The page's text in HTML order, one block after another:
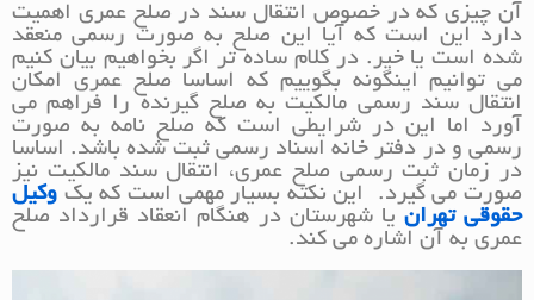
آن چیزی که در خصوص انتقال سند در صلح عمری اهمیت
دارد این است که آیا این صلح به صورت رسمی منعقد
شده است یا خیر. در کلام ساده تر اگر بخواهیم بیان کنیم
می توانیم اینگونه بگوییم که اساسا صلح عمری امکان
انتقال سند رسمی مالکیت به صلح گیرنده را فراهم می
آورد اما این در شرایطی است که صلح نامه به صورت
رسمی و در دفتر خانه اسناد رسمی ثبت شده باشد. اساسا
در زمان ثبت رسمی صلح عمری، انتقال سند مالکیت نیز
صورت می گیرد. این نکته بسیار مهمی است که یک وکیل
حقوقی تهران یا شهرستان در هنگام انعقاد قرارداد صلح
عمری به آن اشاره می کند.